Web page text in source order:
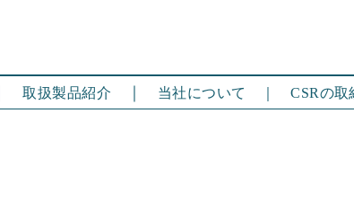
取扱製品紹介 当社について ｜CSRの取